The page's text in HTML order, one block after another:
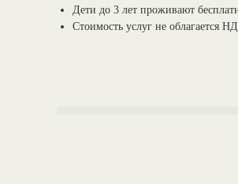
Дети до 3 лет проживают
Стоимость услуг не облагается